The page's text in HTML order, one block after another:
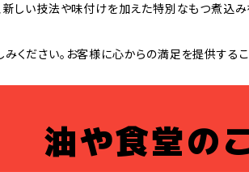
新しい技法や味付けを加えた特別なもつ煮込
ください。お客様に心からの満足を提供する
油や食堂の